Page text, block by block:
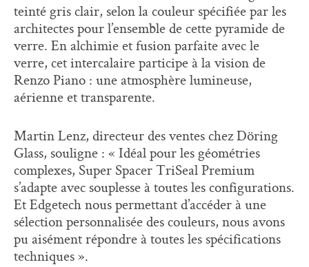
teinté gris clair, selon la couleur spécifiée par les
architectes pour l’ensemble de cette pyramide de
verre. En alchimie et fusion parfaite avec le
verre, cet intercalaire participe à la vision de
Renzo Piano : une atmosphère lumineuse,
aérienne et transparente.
Martin Lenz, directeur des ventes chez Döring
Glass, souligne : « Idéal pour les géométries
complexes, Super Spacer TriSeal Premium
s’adapte avec souplesse à toutes les configurations.
Et Edgetech nous permettant d’accéder à une
sélection personnalisée des couleurs, nous avons
pu aisément répondre à toutes les spécifications
techniques ».